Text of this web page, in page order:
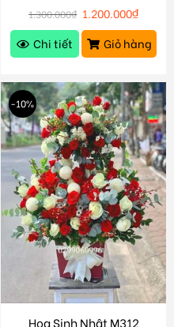
1.300.000₫ 1.200.000₫
Chi tiết
Giỏ hàng
-10%
Hoa Sinh Nhật M312